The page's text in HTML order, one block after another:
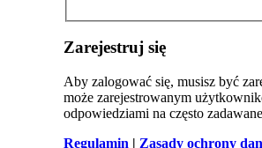
Zarejestruj się
Aby zalogować się, musisz być
może zarejestrowanym
odpowiedziami na często
Regulamin | Zasady ochrony